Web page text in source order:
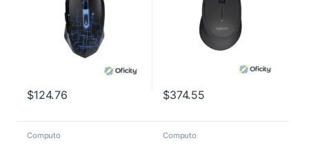
$124.76 $374.55
Computo Computo